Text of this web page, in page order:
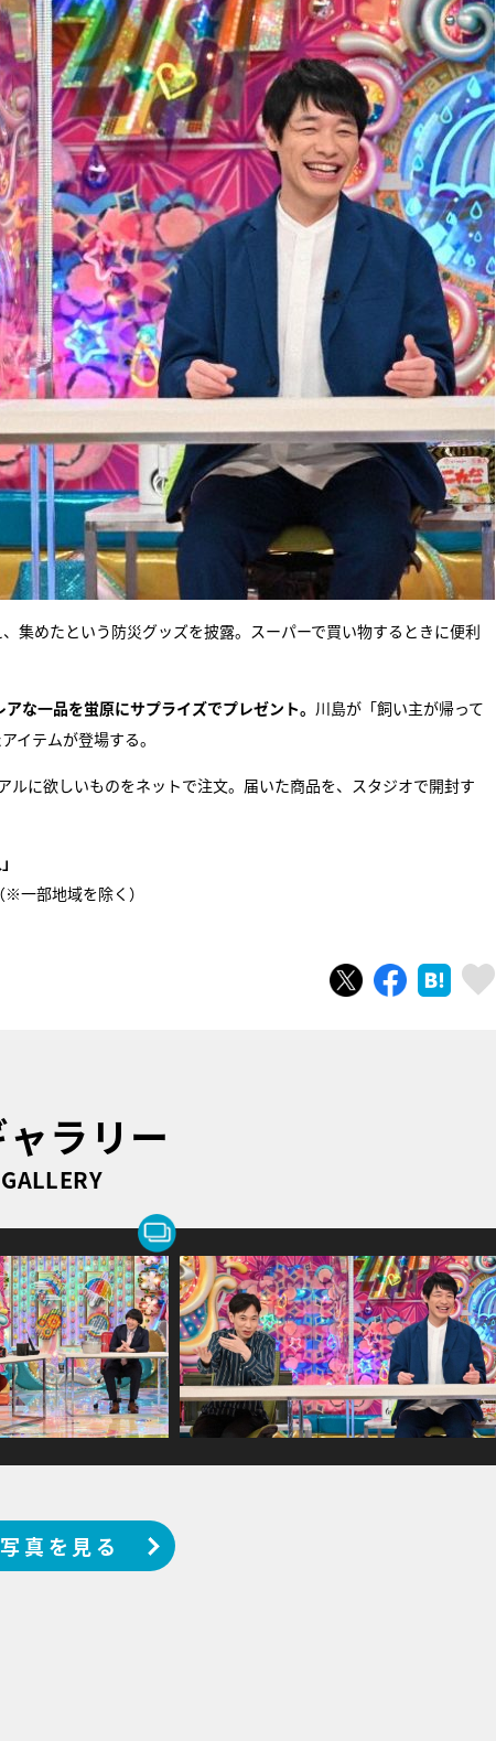
集めたという防災グッズを披露。スーパーで買い物するときに便利
な一品を蛍原にサプライズでプレゼント。 川島が「飼い主が帰って
イテムが登場する。
に欲しいものをネットで注文。届いた商品を、スタジオで開封す
一部地域を除く）
ツイートシェア はてブ
ラリー
真を見る